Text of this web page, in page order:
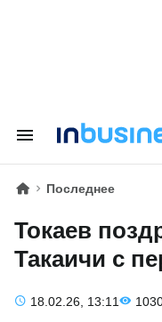
Последнее
Токаев
Такаичи с
18.02.26, 13:11